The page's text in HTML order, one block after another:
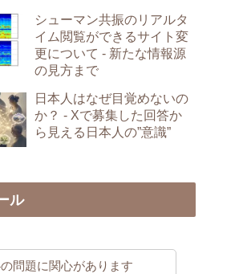
シューマン共振のリアルタ
イム閲覧ができるサイト変
更について - 新たな情報源
の見方まで
日本人はなぜ目覚めないの
か？ - Xで募集した回答か
ら見える日本人の”意識”
ル
問題に関心があります